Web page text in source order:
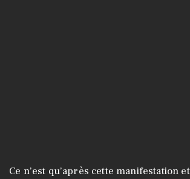
Ce n’est qu’après cette manifestation